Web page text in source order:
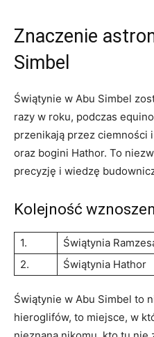
Znaczenie
⁢Simbel
Świątynie w Abu​ Simbel
‌razy w ​roku,‍ podczas
przenikają​ przez ciemności
oraz bogini‍ Hathor.⁤ To⁢
precyzję ‍i wiedzę
Kolejność
1.
Świątynia
2.
Świątynia Hathor
Świątynie ⁤w⁢ Abu Simbel to
hieroglifów, to ⁢miejsce, ‌w